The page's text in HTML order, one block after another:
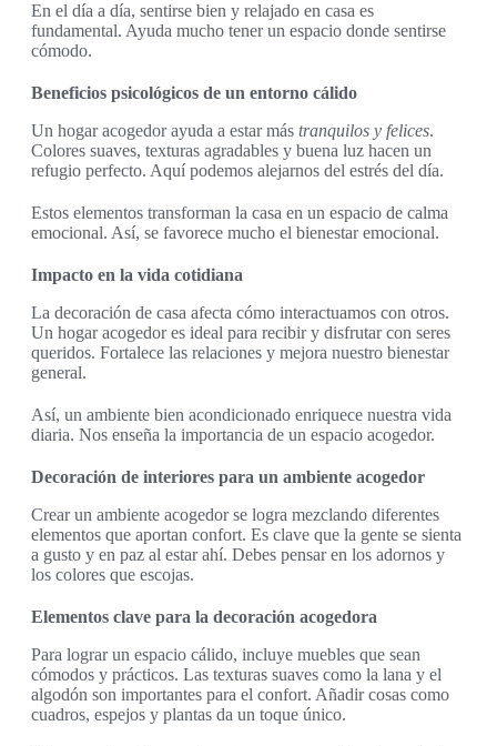
En el día a día, sentirse bien y relajado en casa es
fundamental. Ayuda mucho tener un espacio donde sentirse
cómodo.
Beneficios psicológicos de un entorno cálido
Un hogar acogedor ayuda a estar más tranquilos y felices.
Colores suaves, texturas agradables y buena luz hacen un
refugio perfecto. Aquí podemos alejarnos del estrés del día.
Estos elementos transforman la casa en un espacio de calma
emocional. Así, se favorece mucho el bienestar emocional.
Impacto en la vida cotidiana
La decoración de casa afecta cómo interactuamos con otros.
Un hogar acogedor es ideal para recibir y disfrutar con seres
queridos. Fortalece las relaciones y mejora nuestro bienestar
general.
Así, un ambiente bien acondicionado enriquece nuestra vida
diaria. Nos enseña la importancia de un espacio acogedor.
Decoración de interiores para un ambiente acogedor
Crear un ambiente acogedor se logra mezclando diferentes
elementos que aportan confort. Es clave que la gente se sienta
a gusto y en paz al estar ahí. Debes pensar en los adornos y
los colores que escojas.
Elementos clave para la decoración acogedora
Para lograr un espacio cálido, incluye muebles que sean
cómodos y prácticos. Las texturas suaves como la lana y el
algodón son importantes para el confort. Añadir cosas como
cuadros, espejos y plantas da un toque único.